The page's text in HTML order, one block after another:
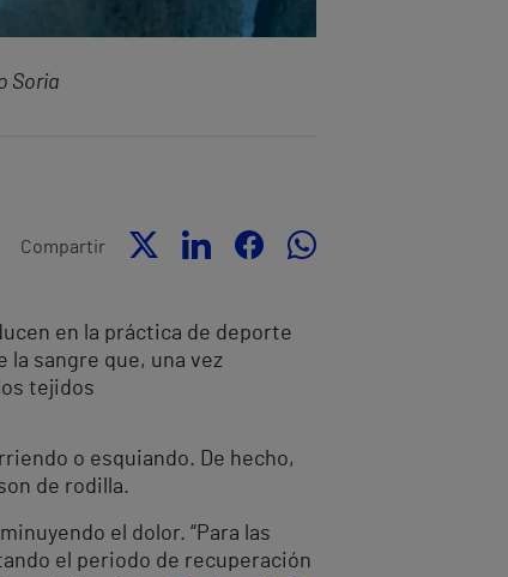
Soria
Compartir
en la práctica de deporte
la sangre que, una vez
tejidos
o esquiando. De hecho,
de rodilla.
el dolor. “Para las
el periodo de recuperación